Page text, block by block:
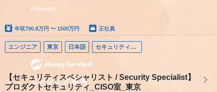
年収790.8万円 〜 1500万円 正社員
エンジニア 東京 日本語 セキュリティエンジニア
【セキュリティスペシャリスト / Security Specialist】
プロダクトセキュリティ_CISO室_東京